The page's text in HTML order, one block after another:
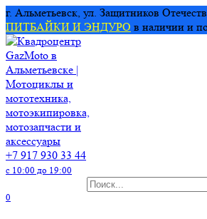
Перейти
к
содержанию
г. Альметьевск, ул. Защитников
ПИТБАЙКИ И ЭНДУРО в наличии и
+7 917 930 33 44
с 10:00 до 19:00
Search
0